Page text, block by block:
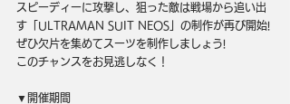
スピーディーに攻撃し、狙った敵は戦場から追い出
す「ULTRAMAN SUIT NEOS」の制作が再び開始!
ぜひ欠片を集めてスーツを制作しましょう!
このチャンスをお見逃しなく！
▼開催期間